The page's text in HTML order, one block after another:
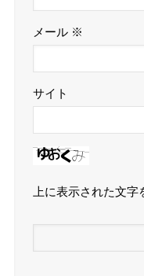
メール ※
サイト
上に表示された文字